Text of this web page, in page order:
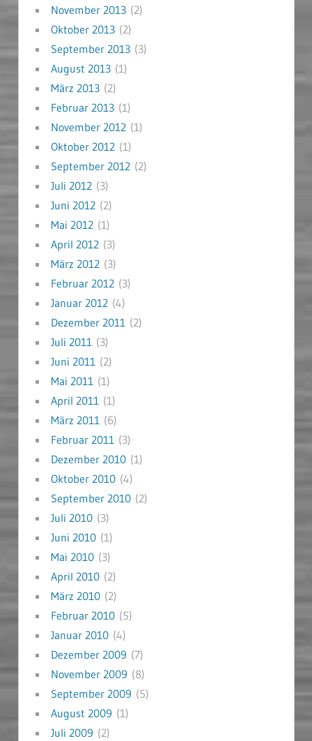
November 2013(2)
Oktober 2013(2)
September 2013(3)
August 2013(1)
März 2013(2)
Februar 2013(1)
November 2012(1)
Oktober 2012(1)
September 2012(2)
Juli 2012(3)
Juni 2012(2)
Mai 2012(1)
April 2012(3)
März 2012(3)
Februar 2012(3)
Januar 2012(4)
Dezember 2011(2)
Juli 2011(3)
Juni 2011(2)
Mai 2011(1)
April 2011(1)
März 2011(6)
Februar 2011(3)
Dezember 2010(1)
Oktober 2010(4)
September 2010(2)
Juli 2010(3)
Juni 2010(1)
Mai 2010(3)
April 2010(2)
März 2010(2)
Februar 2010(5)
Januar 2010(4)
Dezember 2009 (7)
November 2009 (8)
September 2009 (5)
August 2009 (1)
Juli 2009 (2)